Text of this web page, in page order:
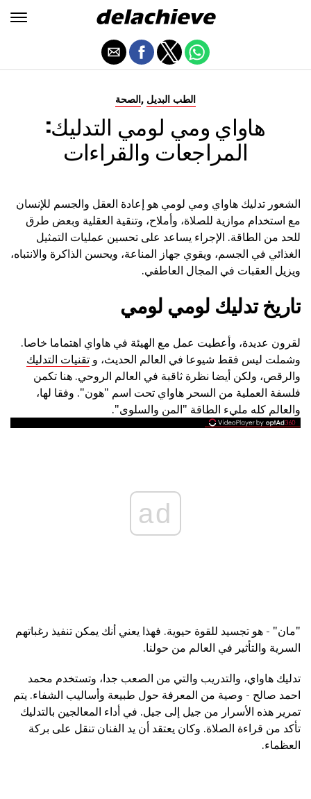
الصحة , الطب البديل
هاواي ومي لومي التدليك:
المراجعات والقراءات
الشعور تدليك هاواي ومي لومي هو إعادة العقل والجسم للإنسان
مع استخدام موازية للصلاة، وأملاح، وتنقية العقلية وبعض طرق
للحد من الطاقة. الإجراء يساعد على تحسين عمليات التمثيل
الغذائي في الجسم، ويقوي جهاز المناعة، ويحسن الذاكرة والانتباه،
ويزيل العقبات في المجال العاطفي.
تاريخ تدليك لومي لومي
لقرون عديدة، وأعطيت عمل مع الهيئة في هاواي اهتماما خاصا.
وشملت ليس فقط شيوعا في العالم الحديث، و تقنيات التدليك
والرقص، ولكن أيضا نظرة ثاقبة في العالم الروحي. هنا تكمن
فلسفة العملية من السحر هاواي تحت اسم "هون". وفقا لها،
والعالم كله مليء الطاقة "المن والسلوى".
ad
"مان" - هو تجسيد للقوة حيوية. فهذا يعني أنك يمكن تنفيذ رغباتهم
السرية والتأثير في العالم من حولنا.
تدليك هاواي، والتدريب والتي من الصعب جدا، وتستخدم محمد
احمد صالح - وصية من المعرفة حول طبيعة وأساليب الشفاء. يتم
تمرير هذه الأسرار من جيل إلى جيل. في أداء المعالجين بالتدليك
تأكد من قراءة الصلاة. وكان يعتقد أن يد الفنان تنقل على بركة
العظماء.